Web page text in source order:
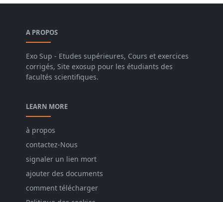
A PROPOS
Exo Sup - Etudes supérieures, Cours et exercices
corrigés, Site exosup pour les étudiants des
facultés scientifiques.
LEARN MORE
à propos
contactez-Nous
signaler un lien mort
ajouter des documents
comment télécharger